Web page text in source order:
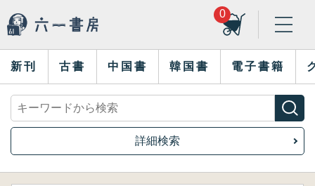
0
新刊 古書 中国書 韓国書 電子書籍
詳細検索